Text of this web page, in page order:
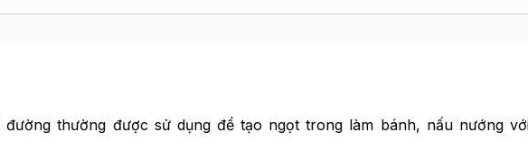
thường được sử dụng để tạo ngọt trong làm bánh, nấu nướng